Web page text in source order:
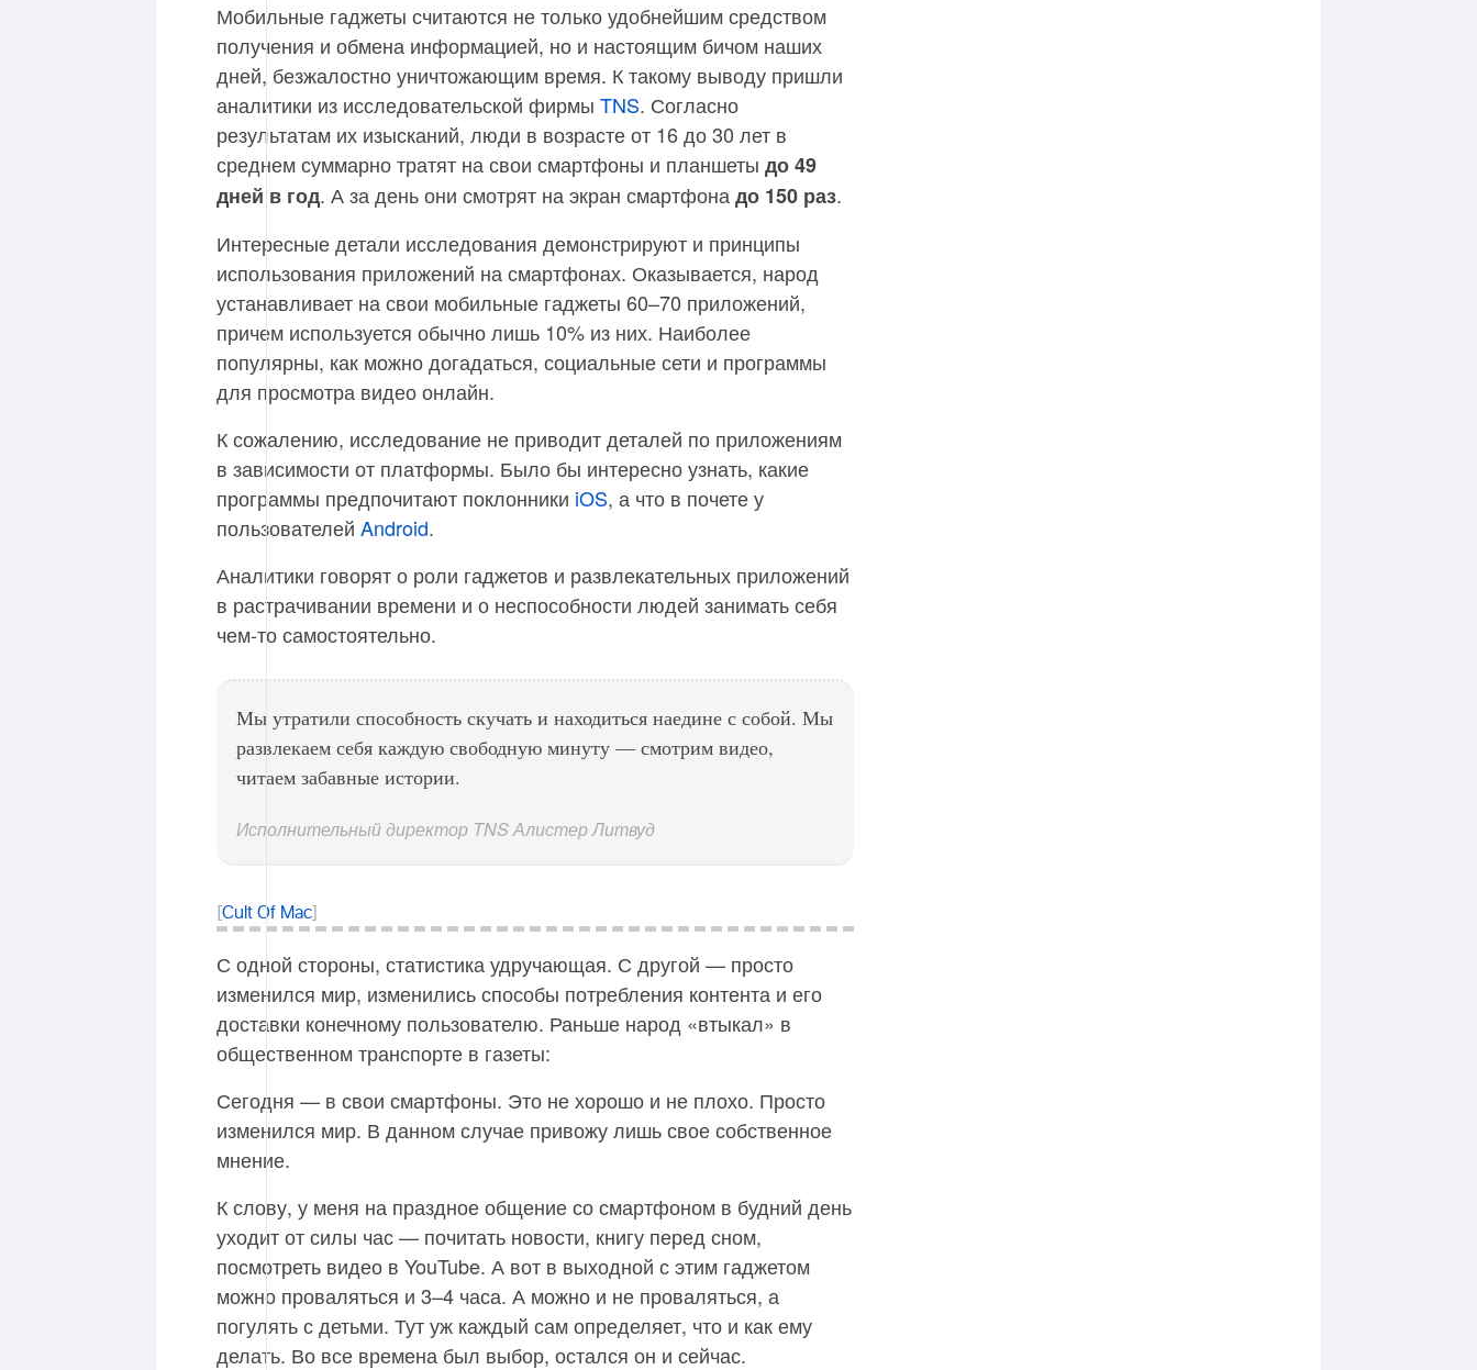
Мобильные гаджеты считаются не только удобнейшим средством
получения и обмена информацией, но и настоящим бичом наших
дней, безжалостно уничтожающим время. К такому выводу пришли
аналитики из исследовательской фирмы TNS. Согласно
результатам их изысканий, люди в возрасте от 16 до 30 лет в
среднем суммарно тратят на свои смартфоны и планшеты до 49
дней в год. А за день они смотрят на экран смартфона до 150 раз.
Интересные детали исследования демонстрируют и принципы
использования приложений на смартфонах. Оказывается, народ
устанавливает на свои мобильные гаджеты 60–70 приложений,
причем используется обычно лишь 10% из них. Наиболее
популярны, как можно догадаться, социальные сети и программы
для просмотра видео онлайн.
К сожалению, исследование не приводит деталей по приложениям
в зависимости от платформы. Было бы интересно узнать, какие
программы предпочитают поклонники iOS, а что в почете у
пользователей Android.
Аналитики говорят о роли гаджетов и развлекательных приложений
в растрачивании времени и о неспособности людей занимать себя
чем-то самостоятельно.
Мы утратили способность скучать и находиться наедине с собой. Мы
развлекаем себя каждую свободную минуту — смотрим видео,
читаем забавные истории.
Исполнительный директор TNS Алистер Литвуд
Cult Of Mac
С одной стороны, статистика удручающая. С другой — просто
изменился мир, изменились способы потребления контента и его
доставки конечному пользователю. Раньше народ «втыкал» в
общественном транспорте в газеты:
Сегодня — в свои смартфоны. Это не хорошо и не плохо. Просто
изменился мир. В данном случае привожу лишь свое собственное
мнение.
К слову, у меня на праздное общение со смартфоном в будний день
уходит от силы час — почитать новости, книгу перед сном,
посмотреть видео в YouTube. А вот в выходной с этим гаджетом
можно проваляться и 3–4 часа. А можно и не проваляться, а
погулять с детьми. Тут уж каждый сам определяет, что и как ему
делать. Во все времена был выбор, остался он и сейчас.